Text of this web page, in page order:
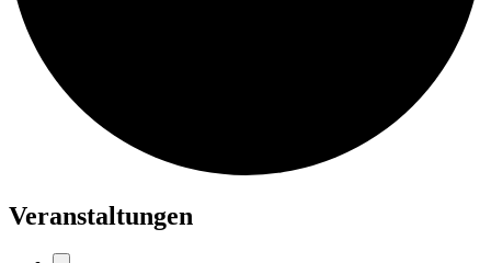
Veranstaltungen